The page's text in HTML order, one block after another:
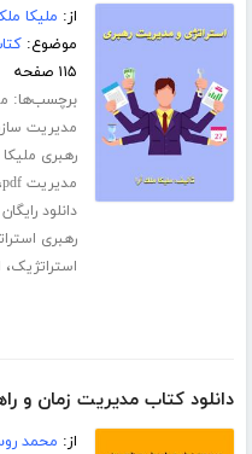
از: ملیکا
موضوع:
۱۱۵ صفحه
برچسب‌ها:
مدیریت
رهبری
مدیریت pdf
،
دانلود
رهبری
استراتژیک،
دانلود کتاب مدیریت زمان و
از: محمد